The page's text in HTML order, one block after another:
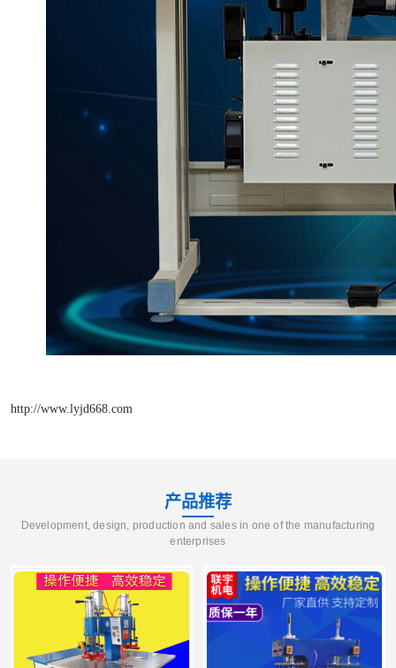
http://www.lyjd668.com
产品推荐
Development, design, production and sales in one of the manufacturing
enterprises